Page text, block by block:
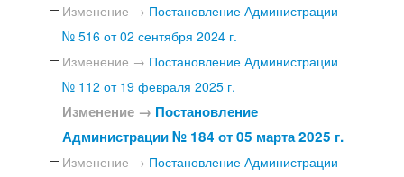
Изменение → Постановление Администрации
№ 516 от 02 сентября 2024 г.
Изменение → Постановление Администрации
№ 112 от 19 февраля 2025 г.
Изменение → Постановление
Администрации № 184 от 05 марта 2025 г.
Изменение → Постановление Администрации